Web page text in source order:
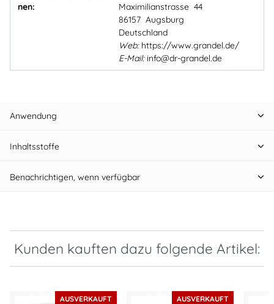
nen:
Maximilianstrasse 44
86157 Augsburg
Deutschland
Web:https://www.grandel.de/
E-Mail:info@dr-grandel.de
Anwendung
Inhaltsstoffe
Benachrichtigen, wenn verfügbar
Kunden kauften dazu folgende Artikel:
AUSVERKAUFT AUSVERKAUFT